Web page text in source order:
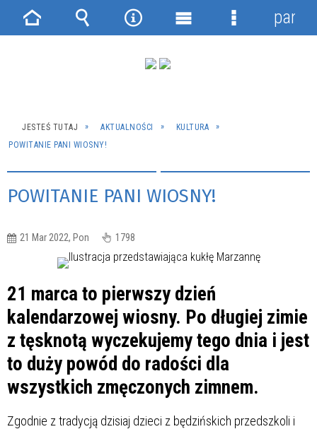
JESTEŚ TUTAJ AKTUALNOŚCI
KULTURA
POWITANIE PANI WIOSNY!
POWITANIE PANI WIOSNY!
21 Mar 2022, Pon 1798
21 marca to pierwszy dzień
kalendarzowej wiosny. Po długiej zimie
z tęsknotą wyczekujemy tego dnia i jest
to duży powód do radości dla
wszystkich zmęczonych zimnem.
Zgodnie z tradycją dzisiaj dzieci z będzińskich przedszkoli i
Strona Wyszukiwarka
NarzędziaMenu
Menu
panel